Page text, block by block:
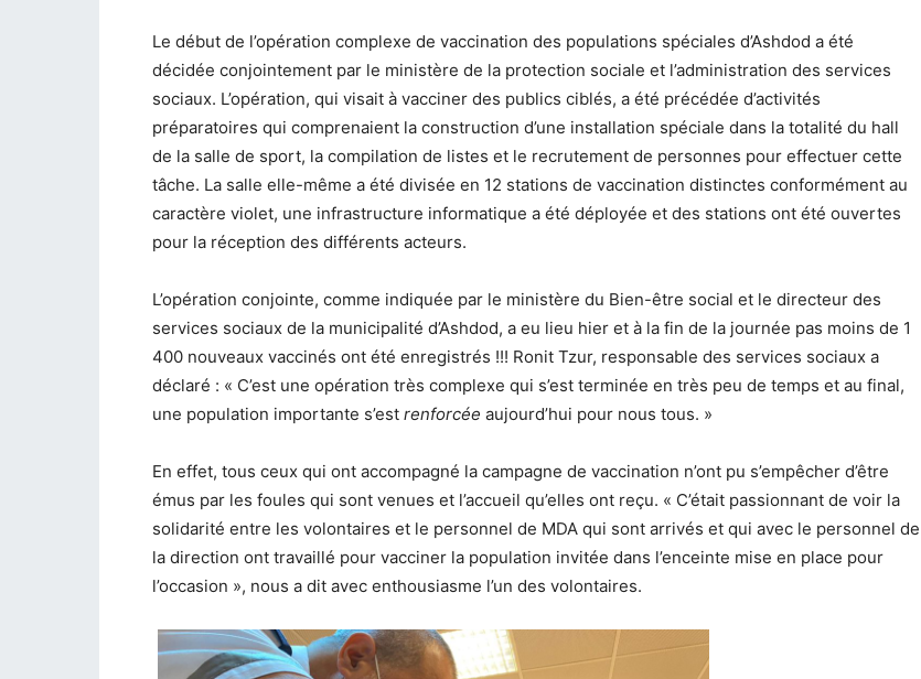
Le début de l’opération complexe de vaccination des populations spéciales d’Ashdod a été
décidée conjointement par le ministère de la protection sociale et l’administration des services
sociaux. L’opération, qui visait à vacciner des publics ciblés, a été précédée d’activités
préparatoires qui comprenaient la construction d’une installation spéciale dans la totalité du hall
de la salle de sport, la compilation de listes et le recrutement de personnes pour effectuer cette
tâche. La salle elle-même a été divisée en 12 stations de vaccination distinctes conformément au
caractère violet, une infrastructure informatique a été déployée et des stations ont été ouvertes
pour la réception des différents acteurs.
L’opération conjointe, comme indiquée par le ministère du Bien-être social et le directeur des
services sociaux de la municipalité d’Ashdod, a eu lieu hier et à la fin de la journée pas moins de 1
400 nouveaux vaccinés ont été enregistrés !!! Ronit Tzur, responsable des services sociaux a
déclaré : « C’est une opération très complexe qui s’est terminée en très peu de temps et au final,
une population importante s’est renforcée aujourd’hui pour nous tous. »
En effet, tous ceux qui ont accompagné la campagne de vaccination n’ont pu s’empêcher d’être
émus par les foules qui sont venues et l’accueil qu’elles ont reçu. « C’était passionnant de voir la
solidarité entre les volontaires et le personnel de MDA qui sont arrivés et qui avec le personnel de
la direction ont travaillé pour vacciner la population invitée dans l’enceinte mise en place pour
l’occasion », nous a dit avec enthousiasme l’un des volontaires.